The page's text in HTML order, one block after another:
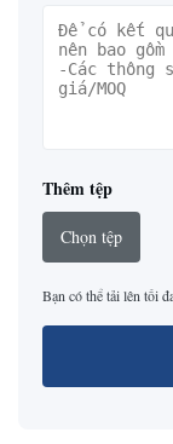
Thêm tệp
Chọn tệp
Bạn có thể tải lên tối